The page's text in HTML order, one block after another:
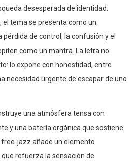
desesperada de identidad.
el tema se presenta como un
de control, la confusión y el
como un mantra. La letra no
lo expone con honestidad, entre
necesidad urgente de escapar de uno
una atmósfera tensa con
y una batería orgánica que sostiene
jazz añade un elemento
refuerza la sensación de